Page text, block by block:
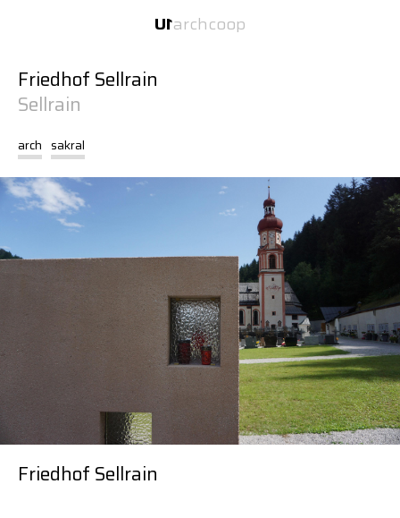
U1archcoop
U
Über
Projekte
News
Kontakt
Copyright
U1arch
Über
Services
Projekte
Kontakt
U1coop
Über
Services
Projekte
News
Kontakt
Website:Transporter
2026-08-06 15:06
Friedhof Sellrain
Sellrain
arch sakral
Friedhof Sellrain